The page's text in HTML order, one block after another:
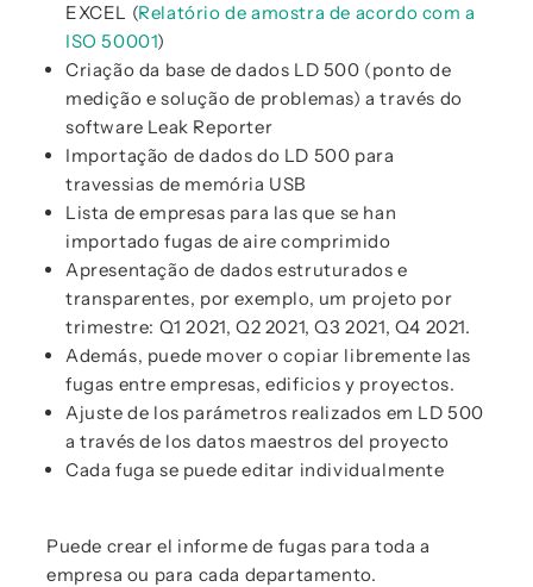
EXCEL (Relatório de amostra de acordo com a
ISO 50001)
Criação da base de dados LD 500 (ponto de
medição e solução de problemas) a través do
software Leak Reporter
Importação de dados do LD 500 para
travessias de memória USB
Lista de empresas para las que se han
importado fugas de aire comprimido
Apresentação de dados estruturados e
transparentes, por exemplo, um projeto por
trimestre: Q1 2021, Q2 2021, Q3 2021, Q4 2021.
Además, puede mover o copiar libremente las
fugas entre empresas, edificios y proyectos.
Ajuste de los parámetros realizados em LD 500
a través de los datos maestros del proyecto
Cada fuga se puede editar individualmente
Puede crear el informe de fugas para toda a
empresa ou para cada departamento.